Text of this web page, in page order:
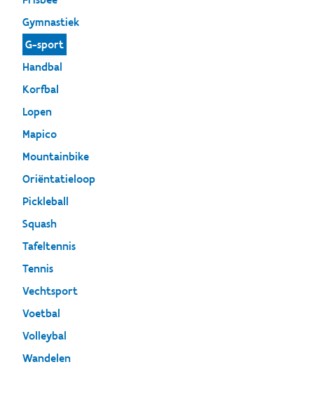
Gymnastiek
G-sport
Handbal
Korfbal
Lopen
Mapico
Mountainbike
Oriëntatieloop
Pickleball
Squash
Tafeltennis
Tennis
Vechtsport
Voetbal
Volleybal
Wandelen